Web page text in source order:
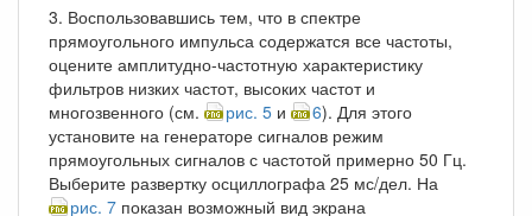
3. Воспользовавшись тем, что в спектре
прямоугольного импульса содержатся все частоты,
оцените амплитудно-частотную характеристику
фильтров низких частот, высоких частот и
многозвенного (см.
рис. 5 и 6). Для этого
установите на генераторе сигналов режим
прямоугольных сигналов с частотой примерно 50 Гц.
Выберите развертку осциллографа 25 мс/дел. На
рис. 7 показан возможный вид экрана